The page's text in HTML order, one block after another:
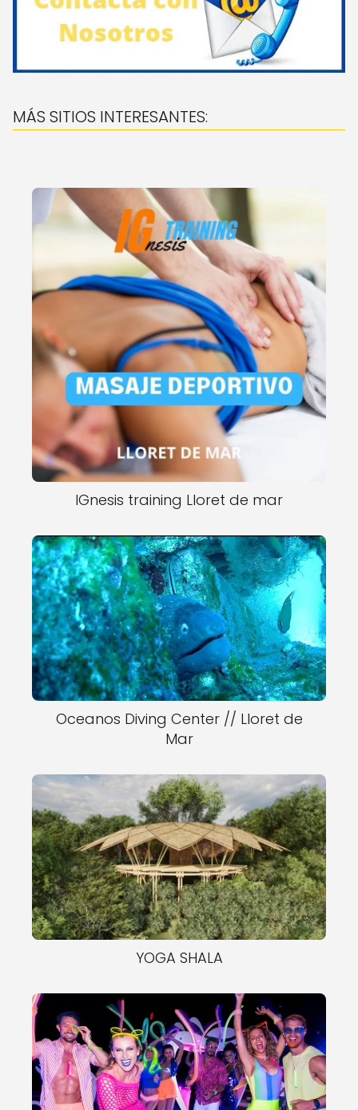
MÁS SITIOS INTERESANTES:
IGnesis training Lloret de mar
Oceanos Diving Center // Lloret de
Mar
YOGA SHALA